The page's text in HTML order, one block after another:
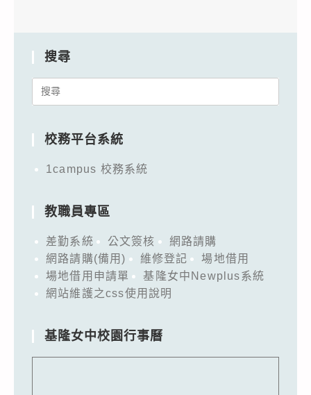
搜尋
Search
校務平台系統
1campus 校務系統
教職員專區
差勤系統 公文簽核
網路請購
網路請購(備用)
維修登記
場地借用
場地借用申請單
基隆女中Newplus系統
網站維護之css使用說明
基隆女中校園行事曆